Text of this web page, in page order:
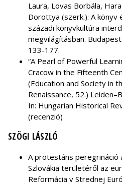
Laura, Lovas Borbála,
Dorottya (szerk.): A könyv
századi könyvkultúra
megvilágításban.
133-177.
“A Pearl of Powerful
Cracow in the Fifteenth
(Education and Society in
Renaissance, 52.)
In: Hungarian Historical
(recenzió)
SZÖGI LÁSZLÓ
A protestáns peregrináció
Szlovákia területéről az
Reformácia v Strednej